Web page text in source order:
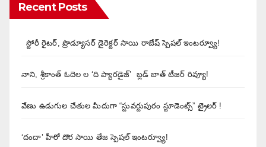
Recent Posts
స్టోరీ రైటర్, ప్రొడ్యూసర్ డైరెక్టర్ సాయి రాజేష్ స్పెషల్ ఇంటర్వ్యూ!
నాని, శ్రీకాంత్ ఓదెల ల ‘ది ప్యారడైజ్’ బ్లడ్ బాత్ టీజర్ రివ్యూ!
వేణు ఉడుగుల చేతుల మీదుగా “స్టువర్టుపురం స్టూడెంట్స్” ట్రైలర్ !
‘దందా’ హీరో దొర సాయి తేజ స్పెషల్ ఇంటర్వ్యూ!